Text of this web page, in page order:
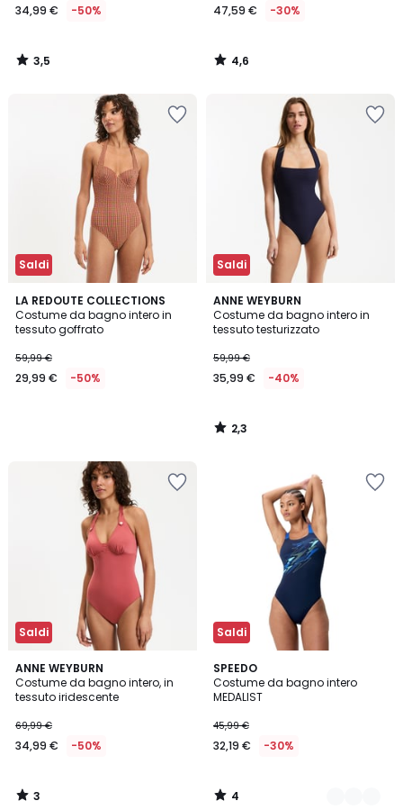
34,99 € -50%
3,5
/
47,59 € -30%
4,6
/
Saldi
LA REDOUTE COLLECTIONS
Costume da bagno intero in
tessuto goffrato
59,99 €
29,99 € -50%
Saldi
ANNE WEYBURN
Costume da bagno intero in
tessuto testurizzato
59,99 €
35,99 € -40%
2,3
/ 5
2,3
/
Saldi
ANNE WEYBURN
Costume da bagno intero, in
tessuto iridescente
69,99 €
34,99 € -50%
3
/
5
3
/
Saldi
SPEEDO
Costume da bagno intero
MEDALIST
45,99 €
32,19 € -30%
4
/
5
2
Colori
4
/